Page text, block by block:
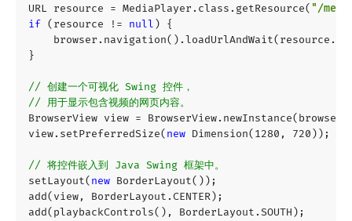
URL
resource = MediaPlayer . class . getResource( "/
if ( resource != null )
{
browser . navigation().loadUrlAndWait( resource .
}
// 创建一个可视化 Swing 控件，
// 用于显示包含视频的网页内容。
BrowserView view = BrowserView. newInstance( browser
view. setPreferredSize( new Dimension( 1280 , 720 ));
// 将控件嵌入到 Java Swing 框架中。
setLayout( new BorderLayout());
add( view, BorderLayout .CENTER);
add( playbackControls(), BorderLayout .SOUTH );